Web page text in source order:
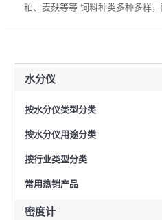
粕、麦麸等等 饲料种类多种多样
水分仪
按水分仪类型分类
按水分仪用途分类
按行业类型分类
常用热销产品
密度计